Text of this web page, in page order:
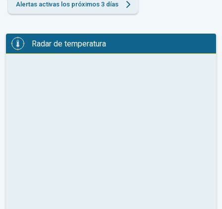
Alertas activas los próximos 3 días
Radar de temperatura